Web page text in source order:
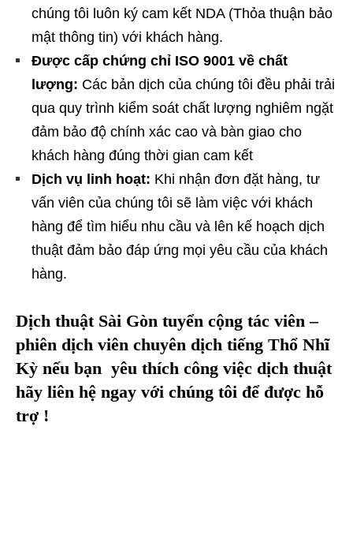
chúng tôi luôn ký cam kết NDA (Thỏa thuận bảo
mật thông tin) với khách hàng.
Được cấp chứng chỉ ISO 9001 về chất
lượng: Các bản dịch của chúng tôi đều phải trải
qua quy trình kiểm soát chất lượng nghiêm ngặt
đảm bảo độ chính xác cao và bàn giao cho
khách hàng đúng thời gian cam kết
Dịch vụ linh hoạt: Khi nhận đơn đặt hàng, tư
vấn viên của chúng tôi sẽ làm việc với khách
hàng để tìm hiểu nhu cầu và lên kế hoạch dịch
thuật đảm bảo đáp ứng mọi yêu cầu của khách
hàng.
Dịch thuật Sài Gòn tuyển cộng tác viên –
phiên dịch viên chuyên dịch tiếng Thổ Nhĩ
Kỳ nếu bạn yêu thích công việc dịch thuật
hãy liên hệ ngay với chúng tôi để được hỗ
trợ !